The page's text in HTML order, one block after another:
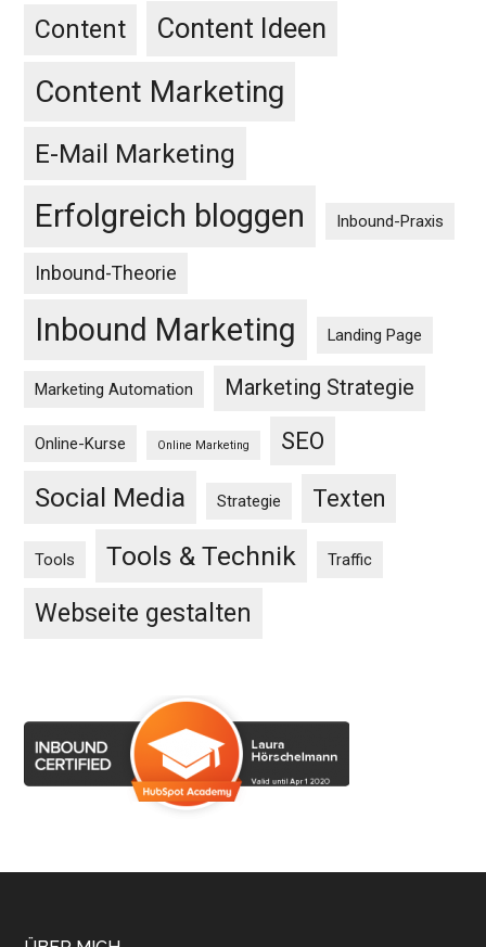
Content Content Ideen
Content Marketing
E-Mail Marketing
Erfolgreich bloggen Inbound-Praxis
Inbound-Theorie
Inbound Marketing Landing Page
Marketing Automation Marketing Strategie
Online-Kurse Online Marketing SEO
Social Media Strategie Texten
Tools Tools & Technik Traffic
Webseite gestalten